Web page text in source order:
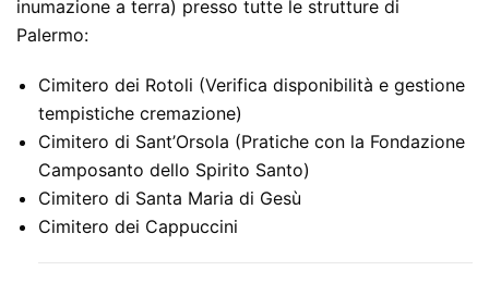
inumazione a terra) presso tutte le strutture di
Palermo:
Cimitero dei Rotoli (Verifica disponibilità e gestione
tempistiche cremazione)
Cimitero di Sant’Orsola (Pratiche con la Fondazione
Camposanto dello Spirito Santo)
Cimitero di Santa Maria di Gesù
Cimitero dei Cappuccini